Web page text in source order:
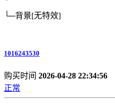
└─背景[无特效]
1016243530
购买时间 2026-04-28 22:34:56
正常